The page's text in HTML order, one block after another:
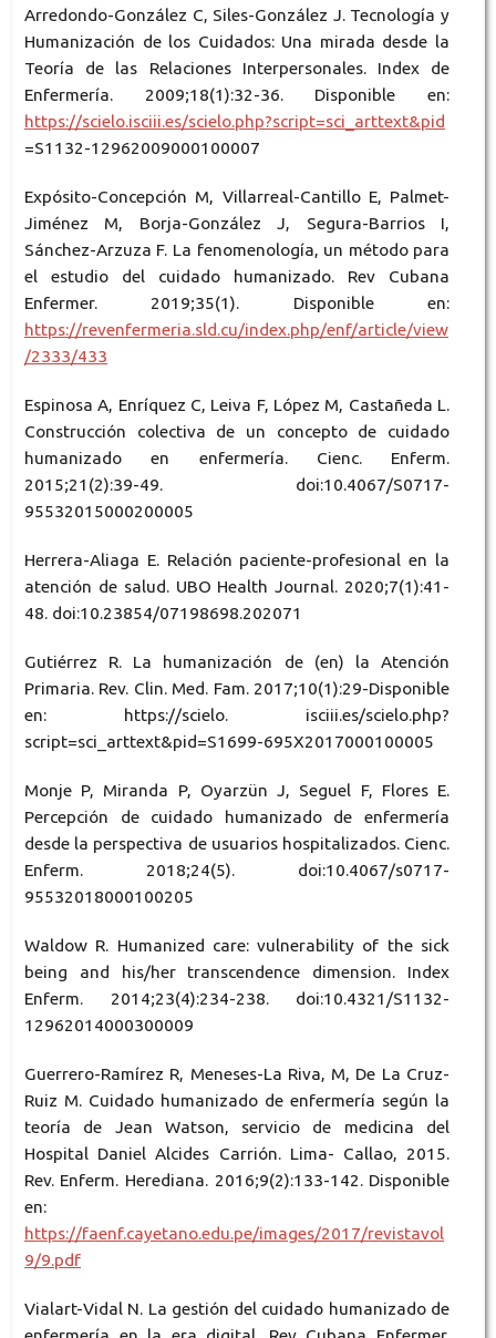
Arredondo-González C, Siles-González J. Tecnología y
Humanización de los Cuidados: Una mirada desde la
Teoría de las Relaciones Interpersonales. Index de
Enfermería. 2009;18(1):32-36. Disponible en:
https://scielo.isciii.es/scielo.php?script=sci_arttext&pid
=S1132-12962009000100007
Expósito-Concepción M, Villarreal-Cantillo E, Palmet-
Jiménez M, Borja-González J, Segura-Barrios I,
Sánchez-Arzuza F. La fenomenología, un método para
el estudio del cuidado humanizado. Rev Cubana
Enfermer. 2019;35(1). Disponible en:
https://revenfermeria.sld.cu/index.php/enf/article/view
/2333/433
Espinosa A, Enríquez C, Leiva F, López M, Castañeda L.
Construcción colectiva de un concepto de cuidado
humanizado en enfermería. Cienc. Enferm.
2015;21(2):39-49. doi:10.4067/S0717-
95532015000200005
Herrera-Aliaga E. Relación paciente-profesional en la
atención de salud. UBO Health Journal. 2020;7(1):41-
48. doi:10.23854/07198698.202071
Gutiérrez R. La humanización de (en) la Atención
Primaria. Rev. Clin. Med. Fam. 2017;10(1):29-Disponible
en: https://scielo. isciii.es/scielo.php?
script=sci_arttext&pid=S1699-695X2017000100005
Monje P, Miranda P, Oyarzün J, Seguel F, Flores E.
Percepción de cuidado humanizado de enfermería
desde la perspectiva de usuarios hospitalizados. Cienc.
Enferm. 2018;24(5). doi:10.4067/s0717-
95532018000100205
Waldow R. Humanized care: vulnerability of the sick
being and his/her transcendence dimension. Index
Enferm. 2014;23(4):234-238. doi:10.4321/S1132-
12962014000300009
Guerrero-Ramírez R, Meneses-La Riva, M, De La Cruz-
Ruiz M. Cuidado humanizado de enfermería según la
teoría de Jean Watson, servicio de medicina del
Hospital Daniel Alcides Carrión. Lima- Callao, 2015.
Rev. Enferm. Herediana. 2016;9(2):133-142. Disponible
en:
https://faenf.cayetano.edu.pe/images/2017/revistavol
9/9.pdf
Vialart-Vidal N. La gestión del cuidado humanizado de